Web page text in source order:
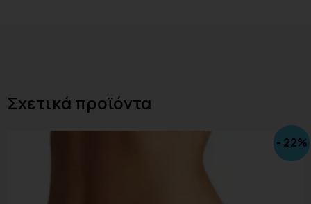
Σχετικά προϊόντα
- 22%